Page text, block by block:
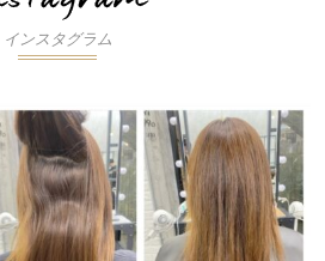
インスタグラム